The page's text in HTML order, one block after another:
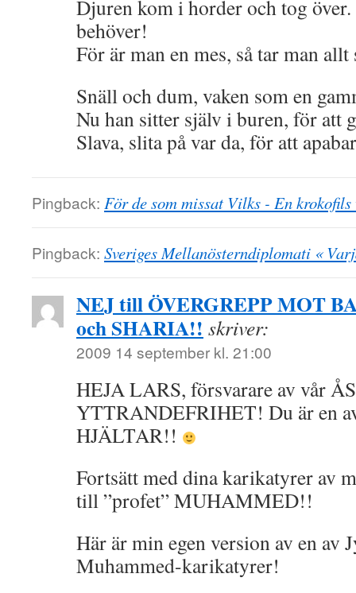
Djuren kom i horder och tog
behöver!
För är man en mes, så tar man
Snäll och dum, vaken som en
Nu han sitter själv i buren, för att
Slava, slita på var da, för att
Pingback: För de som missat Vilks - En krokofils
Pingback: Sveriges Mellanösterndiplomati «
NEJ till ÖVERGREPP MOT
och SHARIA!! skriver:
2009 14 september kl. 21:00
HEJA LARS, försvarare av vår
YTTRANDEFRIHET! Du är en
HJÄLTAR!!
Fortsätt med dina karikatyrer av
till ”profet” MUHAMMED!!
Här är min egen version av en av
Muhammed-karikatyrer!